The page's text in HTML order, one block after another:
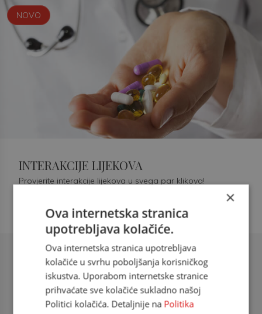
Šećerna bolest tip 2 = kardiovaskularna
doc. dr. sc. Višnja Kokić Maleš,
dr.med., specijalististica
NOVO
INTERAKCIJE LIJEKOVA
Provjerite interakcije lijekova u svega par klikova!
×
Ova internetska stranica
upotrebljava kolačiće.
Ova internetska stranica upotrebljava
kolačiće u svrhu poboljšanja korisničkog
iskustva. Uporabom internetske stranice
prihvaćate sve kolačiće sukladno našoj
Politici kolačića. Detaljnije na Politika